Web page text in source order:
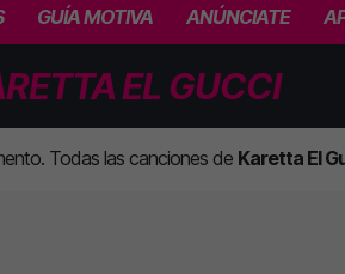
GUÍA MOTIVA ANÚNCIATE
EL GUCCI
Todas las canciones de Karetta El